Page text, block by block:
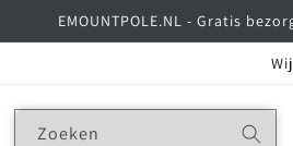
EMOUNTPOLE.NL - Gratis
Zoeken